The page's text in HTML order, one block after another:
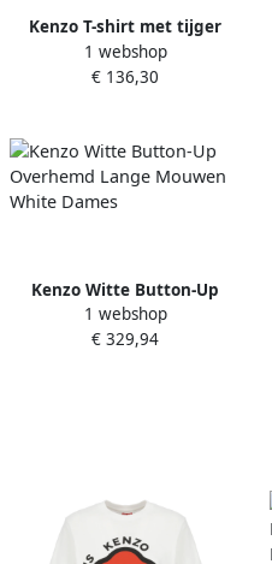
Kenzo T-shirt met tijger
motief White Dames
1 webshop
€ 136,30
Kenzo Witte Button-Up
Overhemd Lange Mouwen
White Dames
1 webshop
€ 329,94